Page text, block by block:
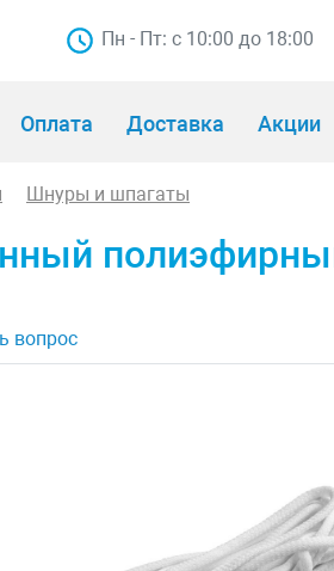
Пн - Пт: с 10:00 до 18:00
Оплата Доставка Акции
Шнуры и шпагаты
вопрос